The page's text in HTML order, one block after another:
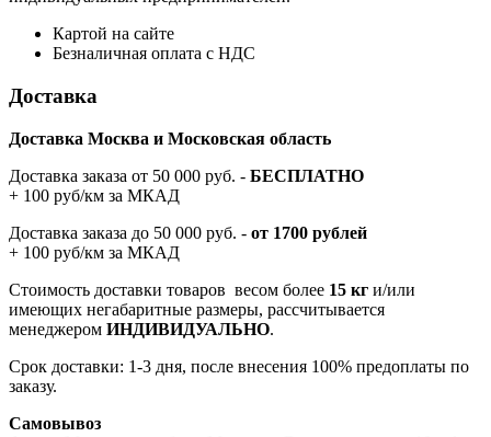
Картой на сайте
Безналичная оплата с НДС
Доставка
Доставка Москва и Московская область
Доставка заказа от 50 000 руб. - БЕСПЛАТНО
+ 100 руб/км за МКАД
Доставка заказа до 50 000 руб. - от 1700 рублей
+ 100 руб/км за МКАД
Стоимость доставки товаров весом более 15 кг и/или
имеющих негабаритные размеры, рассчитывается
менеджером ИНДИВИДУАЛЬНО.
Срок доставки: 1-3 дня, после внесения 100% предоплаты по
заказу.
Самовывоз